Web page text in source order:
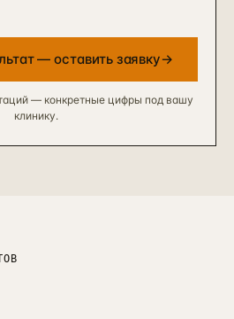
— оставить заявку→
— конкретные цифры под вашу
клинику.